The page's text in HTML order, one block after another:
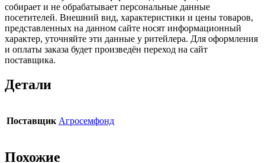
собирает и не обрабатывает персональные данные
посетителей. Внешний вид, характеристики и цены товаров,
представленных на данном сайте носят информационный
характер, уточняйте эти данные у ритейлера. Для оформления
и оплаты заказа будет произведён переход на сайт
поставщика.
Детали
Поставщик Агросемфонд
Похожие